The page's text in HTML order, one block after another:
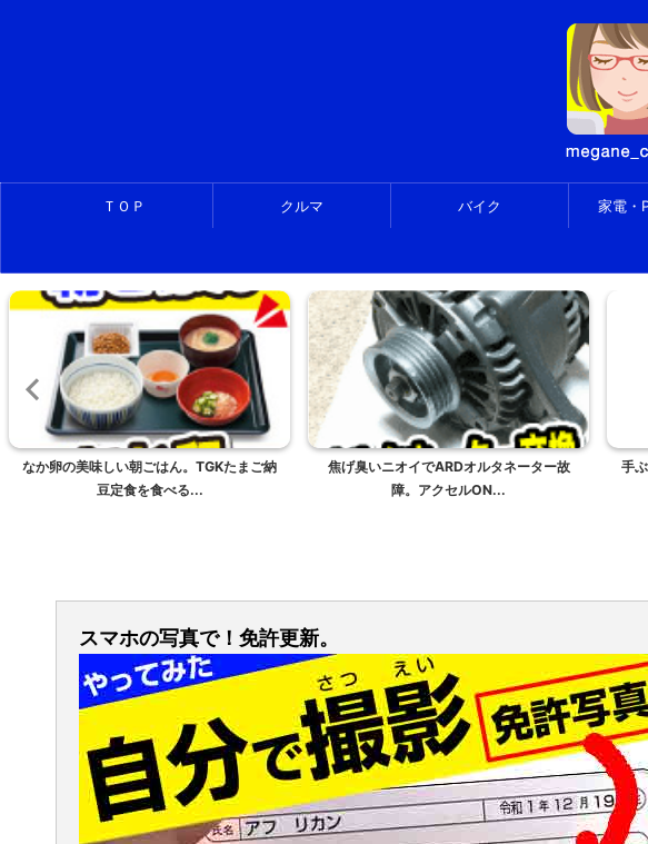
ＴＯＰ クルマ バイク 家電・
焦げ臭いニオイでARDオルタネーター故
障。アクセルON...
手ぶらで北海道ツーリング。レンタルバイ
クで楽々。
熱
スマホの写真で！免許更新。